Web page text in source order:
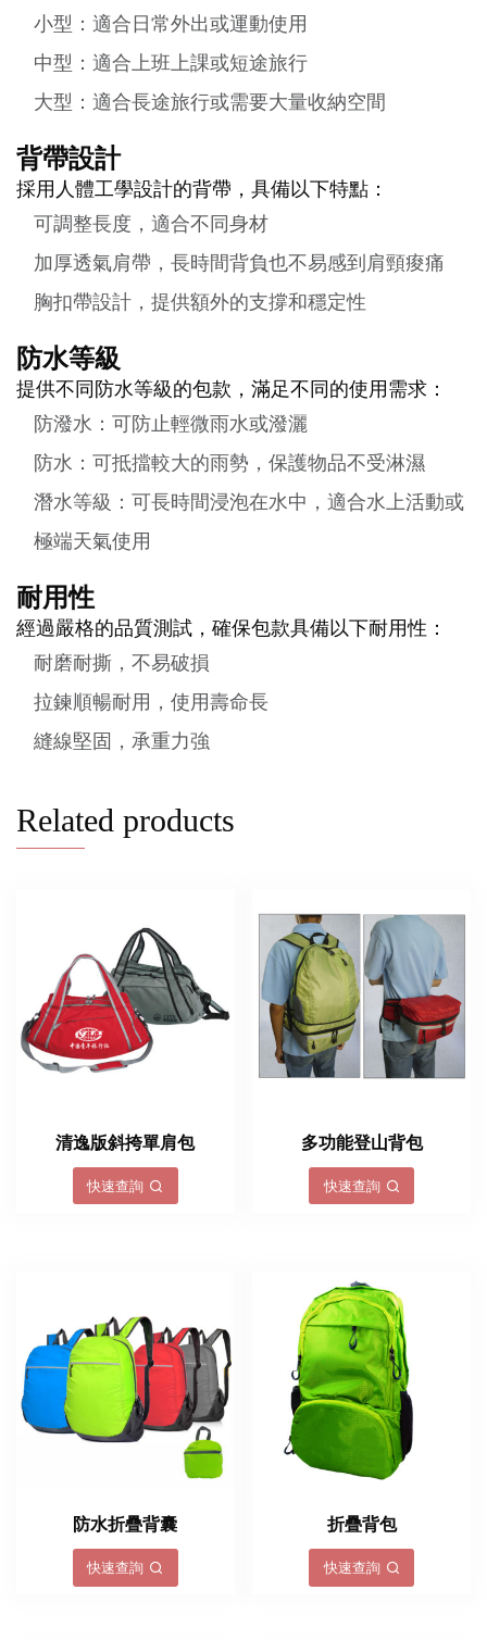
小型：適合日常外出或運動使用
中型：適合上班上課或短途旅行
大型：適合長途旅行或需要大量收納空間
背帶設計
採用人體工學設計的背帶，具備以下特點：
可調整長度，適合不同身材
加厚透氣肩帶，長時間背負也不易感到肩頸痠痛
胸扣帶設計，提供額外的支撐和穩定性
防水等級
提供不同防水等級的包款，滿足不同的使用需求：
防潑水：可防止輕微雨水或潑灑
防水：可抵擋較大的雨勢，保護物品不受淋濕
潛水等級：可長時間浸泡在水中，適合水上活動或
極端天氣使用
耐用性
經過嚴格的品質測試，確保包款具備以下耐用性：
耐磨耐撕，不易破損
拉鍊順暢耐用，使用壽命長
縫線堅固，承重力強
Related products
清逸版斜挎單肩包
快速查詢
多功能登山背包
快速查詢
防水折疊背囊
快速查詢
折疊背包
快速查詢